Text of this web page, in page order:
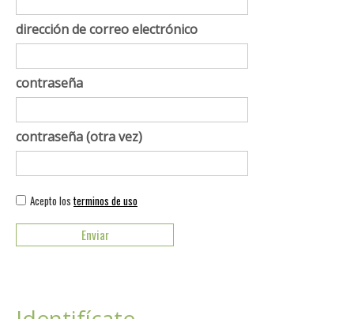
dirección de correo electrónico
contraseña
contraseña (otra vez)
Acepto los terminos de uso